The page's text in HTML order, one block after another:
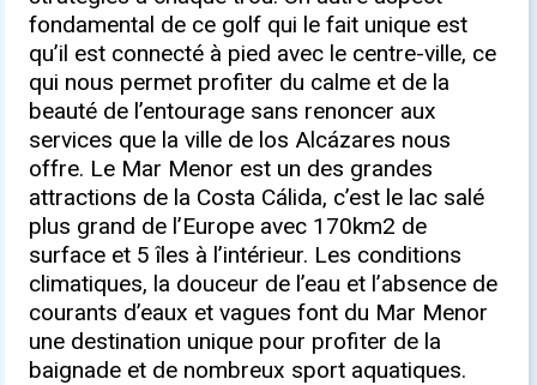
fondamental de ce golf qui le fait unique est
qu’il est connecté à pied avec le centre-ville, ce
qui nous permet profiter du calme et de la
beauté de l’entourage sans renoncer aux
services que la ville de los Alcázares nous
offre. Le Mar Menor est un des grandes
attractions de la Costa Cálida, c’est le lac salé
plus grand de l’Europe avec 170km2 de
surface et 5 îles à l’intérieur. Les conditions
climatiques, la douceur de l’eau et l’absence de
courants d’eaux et vagues font du Mar Menor
une destination unique pour profiter de la
baignade et de nombreux sport aquatiques.